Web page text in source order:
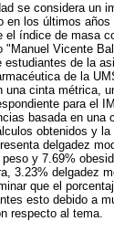
se considera un
en los últimos
el índice de masa
"Manuel Vicente
estudiantes de la
de la
una cinta métrica,
para el
basada en
obtenidos y
delgadez
y 7.69%
3.23% delgadez
que el
esto debido a
respecto al tema.